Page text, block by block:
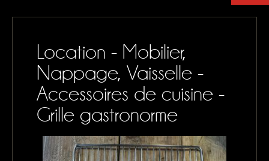
BELFORT RÉCEPTION - VOTRE PARTENAIRE
SONORISATION, VAISSELLE ET NAPPAGE
NOS RÉALISATIONS
CONTACTS
MON PANIER
Location - Mobilier,
Nappage, Vaisselle -
Accessoires de cuisine -
Grille gastronorme